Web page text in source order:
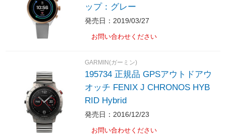
ップ：グレー
発売日：2019/03/27
お問い合わせください
GARMIN(ガーミン)
195734 正規品 GPSアウトドアウ
オッチ FENIX J CHRONOS HYB
RID Hybrid
発売日：2016/12/23
お問い合わせください